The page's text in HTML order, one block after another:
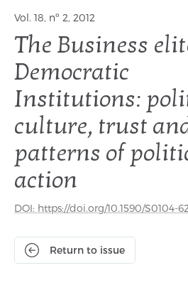
Vol. 18, nº 2, 2012
The Business
Democratic
Institutions:
culture, trust
patterns of
action
DOI: https://doi.org/10.1590/S0104-
Return to issue